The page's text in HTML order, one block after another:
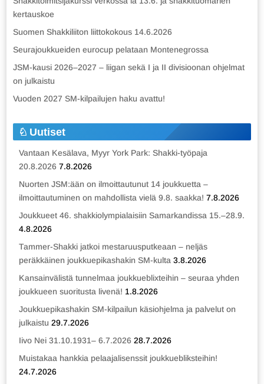
kertauskoe
Suomen Shakkiliiton liittokokous 14.6.2026
Seurajoukkueiden eurocup pelataan Montenegrossa
JSM-kausi 2026–2027 – liigan sekä I ja II divisioonan ohjelmat
on julkaistu
Vuoden 2027 SM-kilpailujen haku avattu!
Uutiset
Vantaan Kesälava, Myyr York Park: Shakki-työpaja
20.8.2026 7.8.2026
Nuorten JSM:ään on ilmoittautunut 14 joukkuetta –
ilmoittautuminen on mahdollista vielä 9.8. saakka! 7.8.2026
Joukkueet 46. shakkiolympialaisiin Samarkandissa 15.–28.9.
4.8.2026
Tammer-Shakki jatkoi mestaruusputkeaan – neljäs
peräkkäinen joukkuepikashakin SM-kulta 3.8.2026
Kansainvälistä tunnelmaa joukkueblixteihin – seuraa yhden
joukkueen suoritusta livenä! 1.8.2026
Joukkuepikashakin SM-kilpailun käsiohjelma ja palvelut on
julkaistu 29.7.2026
Iivo Nei 31.10.1931– 6.7.2026 28.7.2026
Muistakaa hankkia pelaajalisenssit joukkuebliksteihin!
24.7.2026